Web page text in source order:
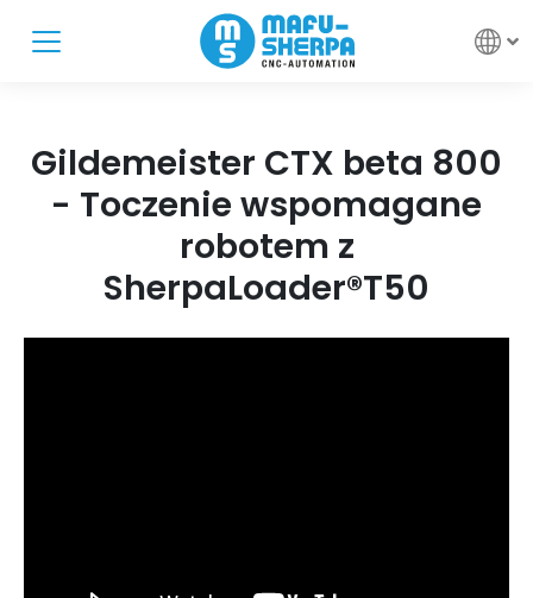
Gildemeister CTX beta 800
- Toczenie wspomagane
robotem z
SherpaLoader®T50